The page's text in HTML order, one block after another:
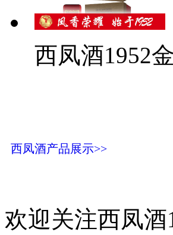
西凤酒1952
西凤酒产品展示>>
欢迎关注西凤酒